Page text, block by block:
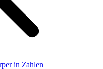
in Zahlen